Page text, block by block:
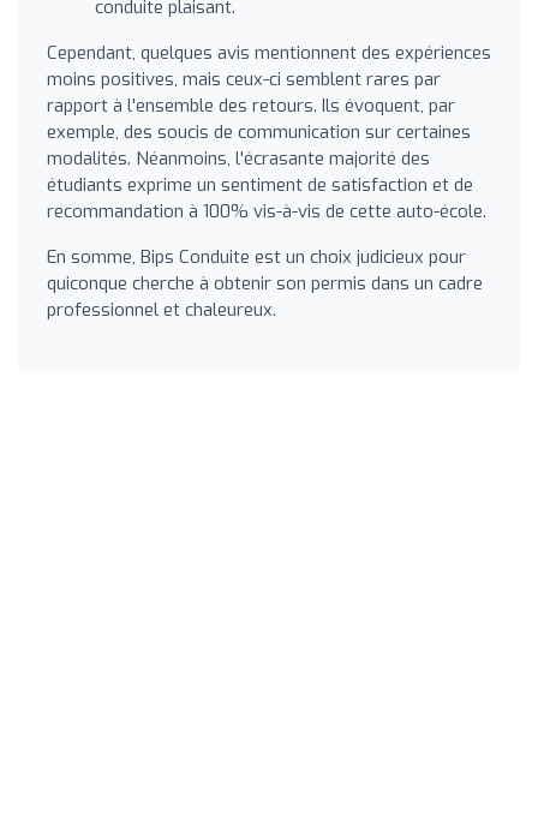
conduite plaisant.
Cependant, quelques avis mentionnent des expériences
moins positives, mais ceux-ci semblent rares par
rapport à l'ensemble des retours. Ils évoquent, par
exemple, des soucis de communication sur certaines
modalités. Néanmoins, l'écrasante majorité des
étudiants exprime un sentiment de satisfaction et de
recommandation à 100% vis-à-vis de cette auto-école.
En somme, Bips Conduite est un choix judicieux pour
quiconque cherche à obtenir son permis dans un cadre
professionnel et chaleureux.